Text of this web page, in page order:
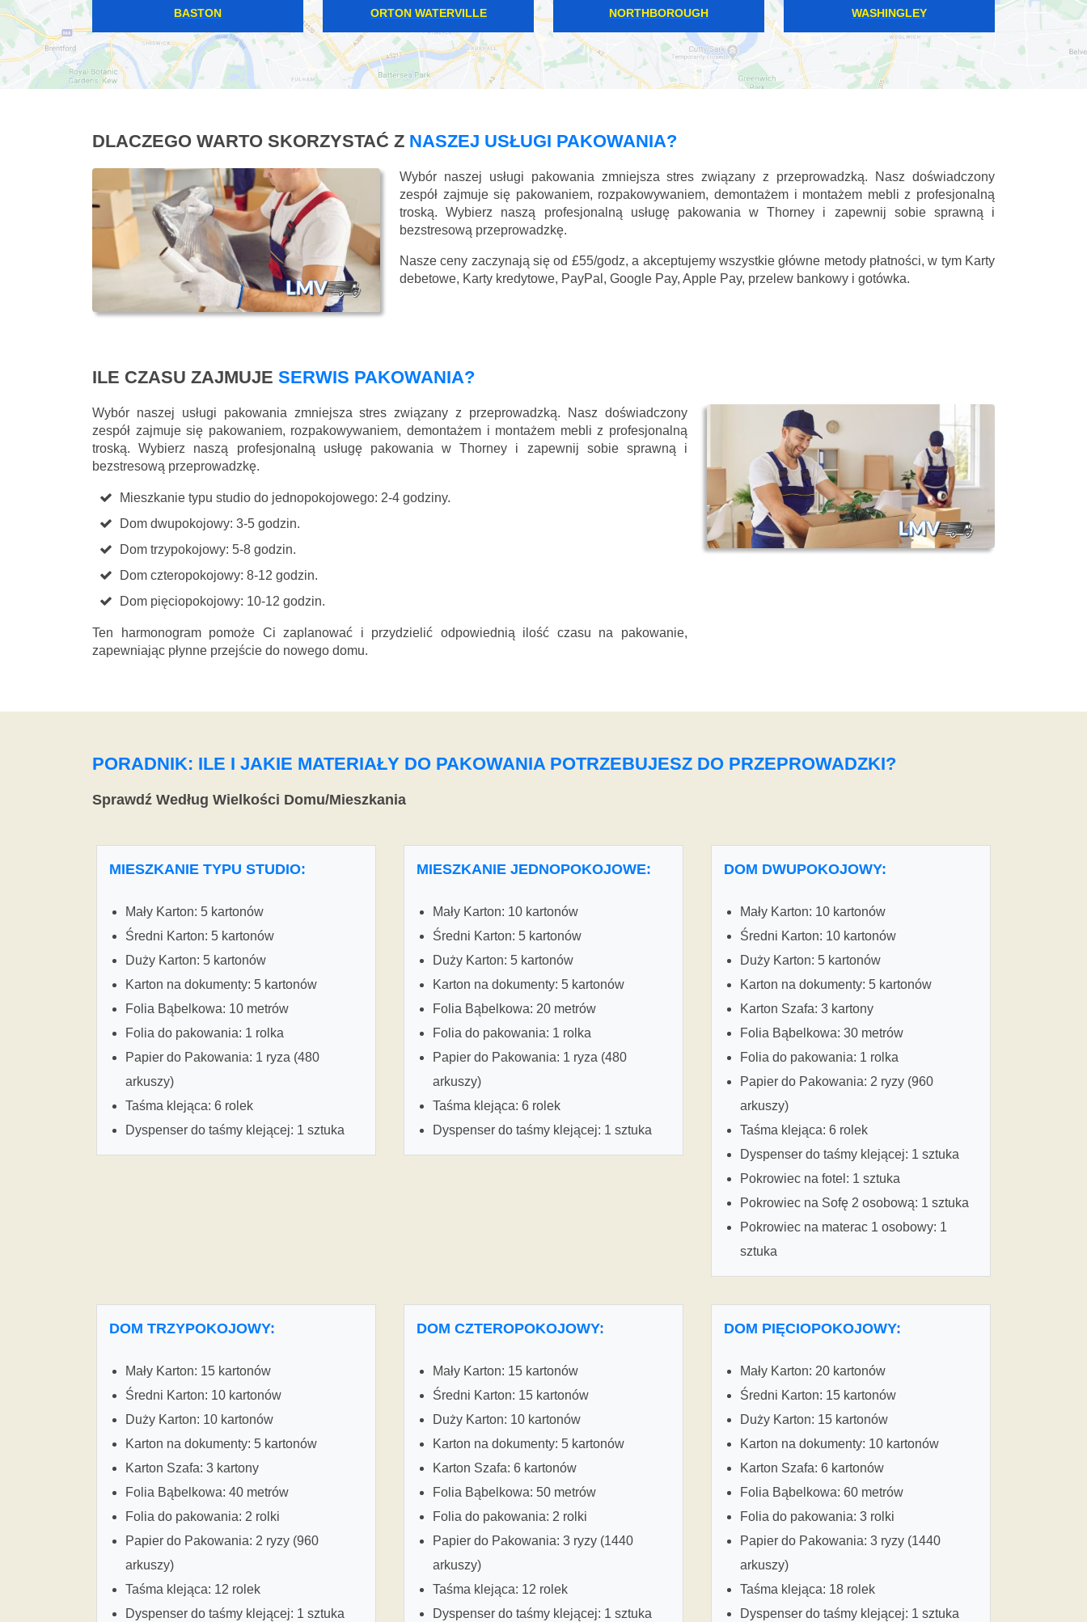
BASTON
ORTON WATERVILLE
NORTHBOROUGH
WASHINGLEY
DLACZEGO WARTO SKORZYSTAĆ Z NASZEJ USŁUGI PAKOWANIA?
Wybór naszej usługi pakowania zmniejsza stres związany z przeprowadzką. Nasz doświadczony
zespół zajmuje się pakowaniem, rozpakowywaniem, demontażem i montażem mebli z profesjonalną
troską. Wybierz naszą profesjonalną usługę pakowania w Thorney i zapewnij sobie sprawną i
bezstresową przeprowadzkę.
Nasze ceny zaczynają sięod £55/godz, a akceptujemy wszystkie główne metody płatności, w tym Karty
debetowe, Karty kredytowe, PayPal, Google Pay, Apple Pay, przelew bankowy i gotówka.
ILE CZASU ZAJMUJE SERWIS PAKOWANIA?
Wybór naszej usługi pakowania zmniejsza stres związany z przeprowadzką. Nasz doświadczony
zespół zajmuje się pakowaniem, rozpakowywaniem, demontażem i montażem mebli z profesjonalną
troską. Wybierz naszą profesjonalną usługę pakowania w Thorney i zapewnij sobie sprawną i
bezstresową przeprowadzkę.
Mieszkanie typu studio do jednopokojowego: 2-4 godziny.
Dom dwupokojowy: 3-5 godzin.
Dom trzypokojowy: 5-8 godzin.
Dom czteropokojowy: 8-12 godzin.
Dom pięciopokojowy: 10-12 godzin.
Ten harmonogram pomoże Ci zaplanować i przydzielić odpowiednią ilość czasu na pakowanie,
zapewniając płynne przejście do nowego domu.
PORADNIK: ILE I JAKIE MATERIAŁY DO PAKOWANIA POTRZEBUJESZ DO PRZEPROWADZKI?
Sprawdź Według Wielkości Domu/Mieszkania
MIESZKANIE TYPU STUDIO:
Mały Karton: 5 kartonów
Średni Karton: 5 kartonów
Duży Karton: 5 kartonów
Karton na dokumenty: 5 kartonów
Folia Bąbelkowa: 10 metrów
Folia do pakowania: 1 rolka
Papier do Pakowania: 1 ryza (480
arkuszy)
Taśma klejąca: 6 rolek
Dyspenser do taśmy klejącej: 1 sztuka
MIESZKANIE JEDNOPOKOJOWE:
Mały Karton: 10 kartonów
Średni Karton: 5 kartonów
Duży Karton: 5 kartonów
Karton na dokumenty: 5 kartonów
Folia Bąbelkowa: 20 metrów
Folia do pakowania: 1 rolka
Papier do Pakowania: 1 ryza (480
arkuszy)
Taśma klejąca: 6 rolek
Dyspenser do taśmy klejącej: 1 sztuka
DOM DWUPOKOJOWY:
Mały Karton: 10 kartonów
Średni Karton: 10 kartonów
Duży Karton: 5 kartonów
Karton na dokumenty: 5 kartonów
Karton Szafa: 3 kartony
Folia Bąbelkowa: 30 metrów
Folia do pakowania: 1 rolka
Papier do Pakowania: 2 ryzy (960
arkuszy)
Taśma klejąca: 6 rolek
Dyspenser do taśmy klejącej: 1 sztuka
Pokrowiec na fotel: 1 sztuka
Pokrowiec na Sofę 2 osobową: 1 sztuka
Pokrowiec na materac 1 osobowy: 1
sztuka
DOM TRZYPOKOJOWY:
Mały Karton: 15 kartonów
Średni Karton: 10 kartonów
Duży Karton: 10 kartonów
Karton na dokumenty: 5 kartonów
Karton Szafa: 3 kartony
Folia Bąbelkowa: 40 metrów
Folia do pakowania: 2 rolki
Papier do Pakowania: 2 ryzy (960
arkuszy)
Taśma klejąca: 12 rolek
Dyspenser do taśmy klejącej: 1 sztuka
DOM CZTEROPOKOJOWY:
Mały Karton: 15 kartonów
Średni Karton: 15 kartonów
Duży Karton: 10 kartonów
Karton na dokumenty: 5 kartonów
Karton Szafa: 6 kartonów
Folia Bąbelkowa: 50 metrów
Folia do pakowania: 2 rolki
Papier do Pakowania: 3 ryzy (1440
arkuszy)
Taśma klejąca: 12 rolek
Dyspenser do taśmy klejącej: 1 sztuka
DOM PIĘCIOPOKOJOWY:
Mały Karton: 20 kartonów
Średni Karton: 15 kartonów
Duży Karton: 15 kartonów
Karton na dokumenty: 10 kartonów
Karton Szafa: 6 kartonów
Folia Bąbelkowa: 60 metrów
Folia do pakowania: 3 rolki
Papier do Pakowania: 3 ryzy (1440
arkuszy)
Taśma klejąca: 18 rolek
Dyspenser do taśmy klejącej: 1 sztuka